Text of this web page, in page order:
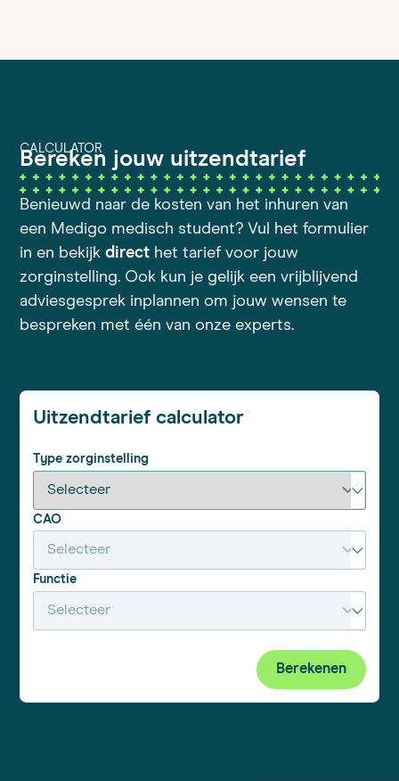
CALCULATOR
Bereken jouw uitzendtarief
Benieuwd naar de kosten van het inhuren van
een Medigo medisch student? Vul het formulier
in en bekijkdirect het tarief voor jouw
zorginstelling. Ook kun je gelijk een vrijblijvend
adviesgesprek inplannen om jouw wensen te
bespreken met één van onze experts.
Uitzendtarief calculator
Type zorginstelling
CAO
Functie
Berekenen